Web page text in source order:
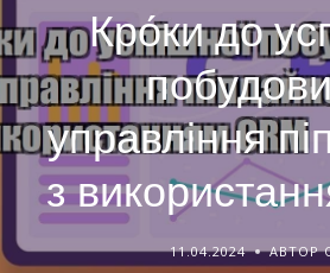
Кро́ки до
управління
з
11.04.2024 АВТОР